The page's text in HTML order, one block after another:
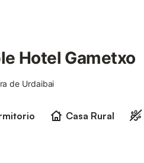
Hotel Gametxo
de Urdaibai
Casa Rural